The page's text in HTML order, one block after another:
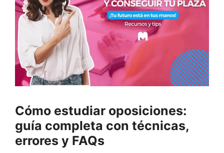
Cómo estudiar oposiciones:
guía completa con técnicas,
errores y FAQs